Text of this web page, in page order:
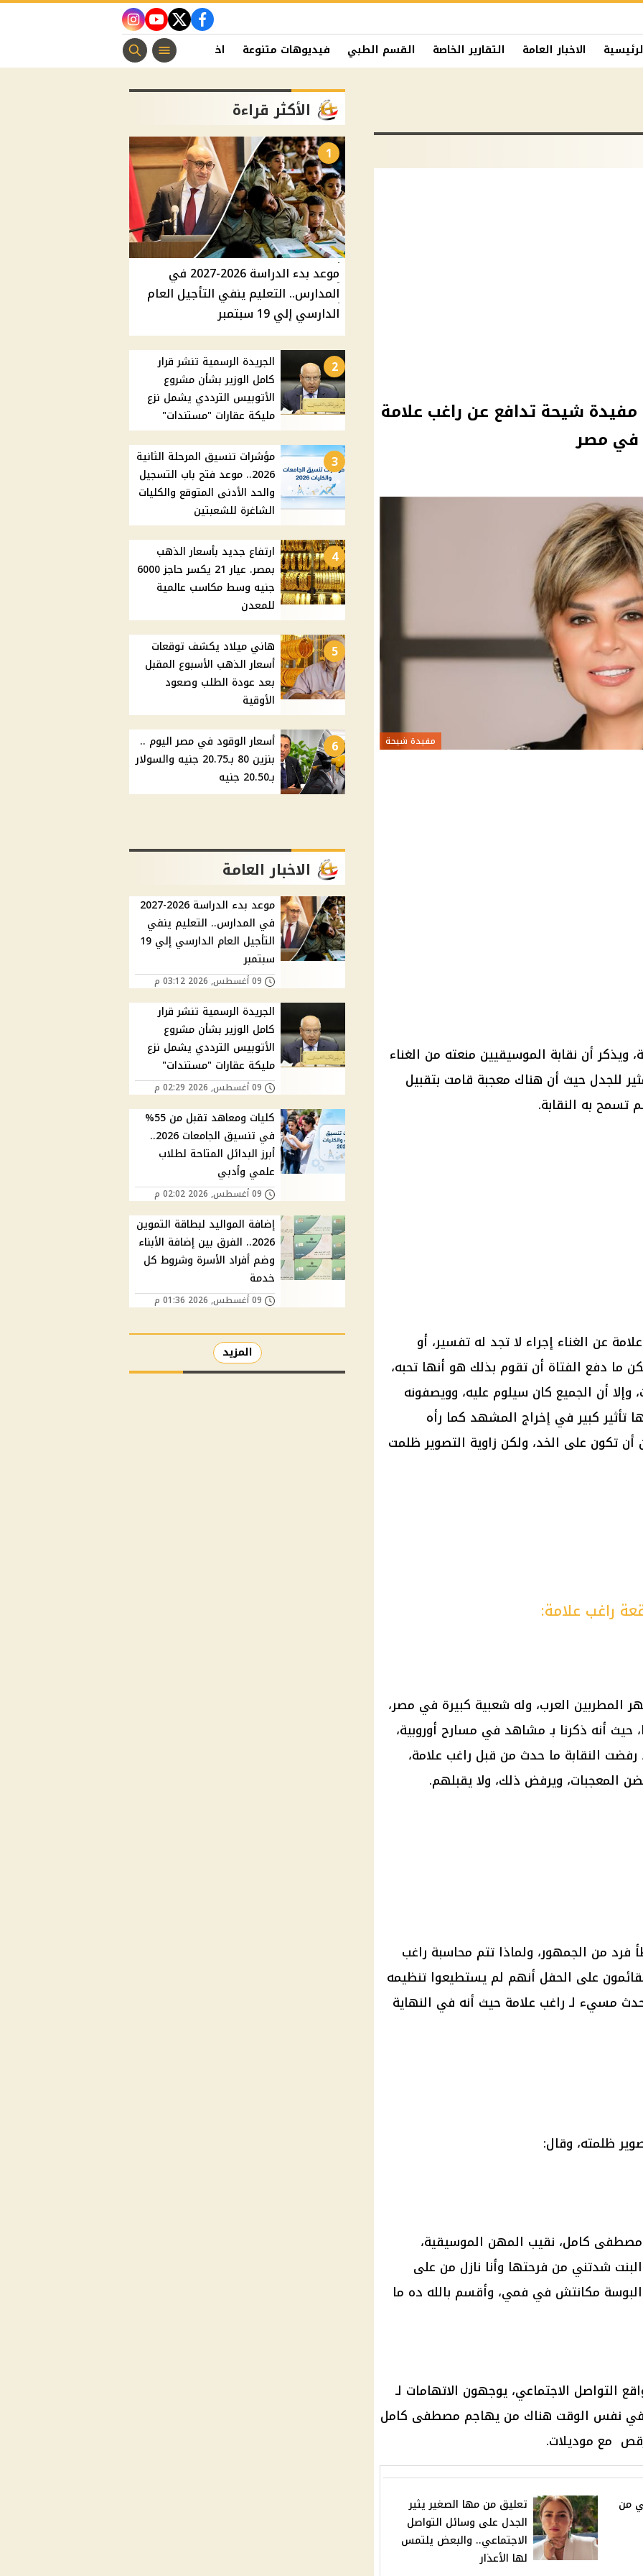
facebook
twitter
youtube
instagram
الاخبار العامة التقارير الخاصة القسم الطبي فيديوهات متنوعة اخبار الفن منوعات مسيحية
شيحة تدافع عن راغب علامة
في مصر
مفيدة شيحة
أن نقابة الموسيقيين منعته من الغناء
للجدل حيث أن هناك معجبة قامت بتقبيل
تسمح به النقابة.
عن الغناء إجراء لا تجد له تفسير، أو
ما دفع الفتاة أن تقوم بذلك هو أنها تحبه،
أن الجميع كان سيلوم عليه، وويصفونه
تأثير كبير في إخراج المشهد كما رأه
تكون على الخد، ولكن زاوية التصوير ظلمت
راغب علامة:
المطربين العرب، وله شعبية كبيرة في مصر،
حيث أنه ذكرنا بـ مشاهد في مسارح أوروبية،
النقابة ما حدث من قبل راغب علامة،
المعجبات، ويرفض ذلك، ولا يقبلهم.
من الجمهور، ولماذا تتم محاسبة راغب
على الحفل أنهم لم يستطيعوا تنظيمه
مسيء لـ راغب علامة حيث أنه في النهاية
ظلمته، وقال:
مصطفى كامل، نقيب المهن الموسيقية،
شدتني من فرحتها وأنا نازل من على
البوسة مكانتش في فمي، وأقسم بالله ده ما
التواصل الاجتماعي، يوجهون الاتهامات لـ
نفس الوقت هناك من يهاجم مصطفى كامل
مع موديلات.
من
تعليق من مها الصغير يثير
الجدل على وسائل التواصل
الاجتماعي.. والبعض يلتمس
لها الأعذار
الأكثر قراءة
1
موعد بدء الدراسة 2026-2027 في
المدارس.. التعليم ينفي التأجيل العام
الدارسي إلي 19 سبتمبر
2
الجريدة الرسمية تنشر قرار
كامل الوزير بشأن مشروع
الأتوبيس الترددي يشمل نزع
مليكة عقارات "مستندات"
3
مؤشرات تنسيق المرحلة الثانية
2026.. موعد فتح باب التسجيل
والحد الأدنى المتوقع والكليات
الشاغرة للشعبتين
4
ارتفاع جديد بأسعار الذهب
بمصر. عيار 21 يكسر حاجز 6000
جنيه وسط مكاسب عالمية
للمعدن
5
هاني ميلاد يكشف توقعات
أسعار الذهب الأسبوع المقبل
بعد عودة الطلب وصعود
الأوقية
6
أسعار الوقود في مصر اليوم ..
بنزين 80 بـ20.75 جنيه والسولار
بـ20.50 جنيه
الاخبار العامة
موعد بدء الدراسة 2026-2027
في المدارس.. التعليم ينفي
التأجيل العام الدارسي إلي 19
سبتمبر
09 أغسطس, 2026 03:12 م
الجريدة الرسمية تنشر قرار
كامل الوزير بشأن مشروع
الأتوبيس الترددي يشمل نزع
مليكة عقارات "مستندات"
09 أغسطس, 2026 02:29 م
كليات ومعاهد تقبل من 55%
في تنسيق الجامعات 2026..
أبرز البدائل المتاحة لطلاب
علمي وأدبي
09 أغسطس, 2026 02:02 م
إضافة المواليد لبطاقة التموين
2026.. الفرق بين إضافة الأبناء
وضم أفراد الأسرة وشروط كل
خدمة
09 أغسطس, 2026 01:36 م
المزيد